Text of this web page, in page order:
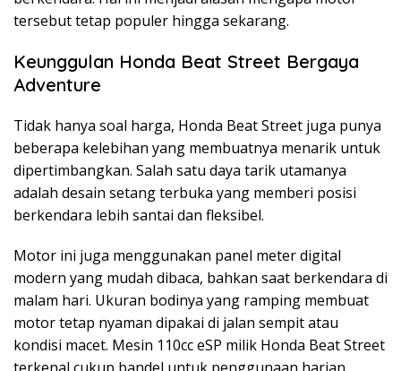
tersebut tetap populer hingga sekarang.
Keunggulan Honda Beat Street Bergaya
Adventure
Tidak hanya soal harga, Honda Beat Street juga punya
beberapa kelebihan yang membuatnya menarik untuk
dipertimbangkan. Salah satu daya tarik utamanya
adalah desain setang terbuka yang memberi posisi
berkendara lebih santai dan fleksibel.
Motor ini juga menggunakan panel meter digital
modern yang mudah dibaca, bahkan saat berkendara di
malam hari. Ukuran bodinya yang ramping membuat
motor tetap nyaman dipakai di jalan sempit atau
kondisi macet. Mesin 110cc eSP milik Honda Beat Street